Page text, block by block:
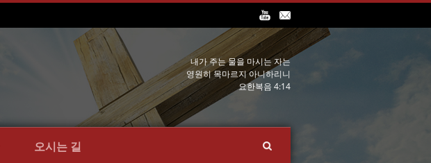
내가 주는 물을 마시는 자는
영원히 목마르지 아니하리니
요한복음 4:14
오시는 길